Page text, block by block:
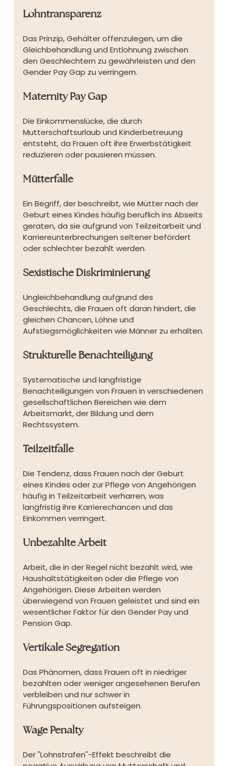
Lohntransparenz
Das Prinzip, Gehälter offenzulegen, um die
Gleichbehandlung und Entlohnung zwischen
den Geschlechtern zu gewährleisten und den
Gender Pay Gap zu verringern.
Maternity Pay Gap
Die Einkommenslücke, die durch
Mutterschaftsurlaub und Kinderbetreuung
entsteht, da Frauen oft ihre Erwerbstätigkeit
reduzieren oder pausieren müssen.
Mütterfalle
Ein Begriff, der beschreibt, wie Mütter nach der
Geburt eines Kindes häufig beruflich ins Abseits
geraten, da sie aufgrund von Teilzeitarbeit und
Karriereunterbrechungen seltener befördert
oder schlechter bezahlt werden.
Sexistische Diskriminierung
Ungleichbehandlung aufgrund des
Geschlechts, die Frauen oft daran hindert, die
gleichen Chancen, Löhne und
Aufstiegsmöglichkeiten wie Männer zu erhalten.
Strukturelle Benachteiligung
Systematische und langfristige
Benachteiligungen von Frauen in verschiedenen
gesellschaftlichen Bereichen wie dem
Arbeitsmarkt, der Bildung und dem
Rechtssystem.
Teilzeitfalle
Die Tendenz, dass Frauen nach der Geburt
eines Kindes oder zur Pflege von Angehörigen
häufig in Teilzeitarbeit verharren, was
langfristig ihre Karrierechancen und das
Einkommen verringert.
Unbezahlte Arbeit
Arbeit, die in der Regel nicht bezahlt wird, wie
Haushaltstätigkeiten oder die Pflege von
Angehörigen. Diese Arbeiten werden
überwiegend von Frauen geleistet und sind ein
wesentlicher Faktor für den Gender Pay und
Pension Gap.
Vertikale Segregation
Das Phänomen, dass Frauen oft in niedriger
bezahlten oder weniger angesehenen Berufen
verbleiben und nur schwer in
Führungspositionen aufsteigen.
Wage Penalty
Der "Lohnstrafen"-Effekt beschreibt die